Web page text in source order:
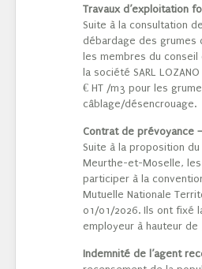
Travaux d’exploitation
Suite à la consultation
débardage des grumes
les membres du
la société SARL
€ HT /m3 pour les
câblage/désencrouage.
Contrat de prévoyance
Suite à la proposition
Meurthe-et-Moselle,
participer à la
Mutuelle Nationale
01/01/2026. Ils ont fixé
employeur à hauteur
Indemnité de l’agent